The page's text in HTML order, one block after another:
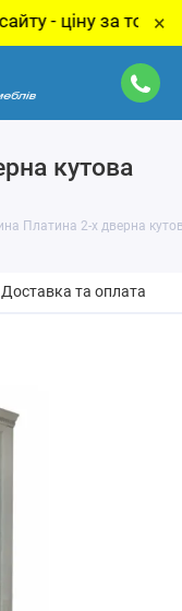
ціну за товар ×
кутова
Платина 2-х дверна
Доставка та оплата